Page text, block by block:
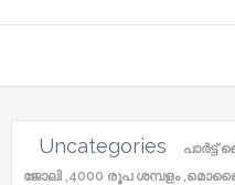
Uncategories
പാർട്ട്
ജോലി ,4000 രൂപ ശമ്പളം